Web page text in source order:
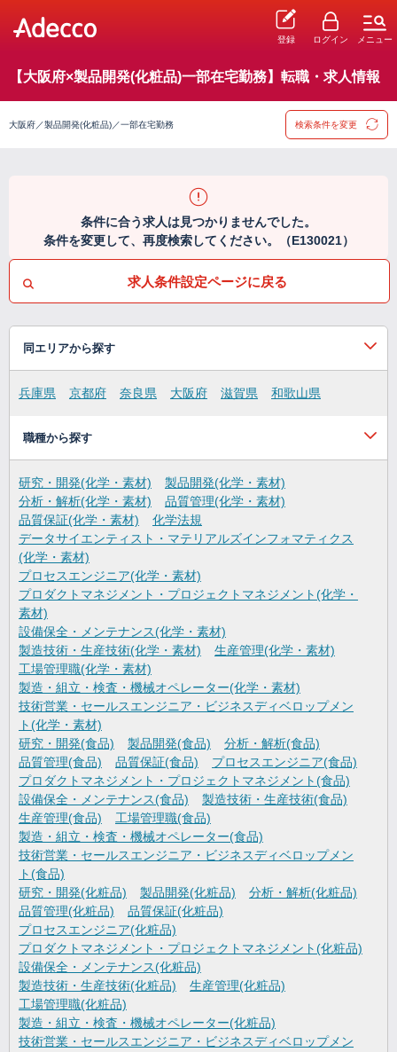
登録 ログイン メニュー
【大阪府×製品開発(化粧品)一部在宅勤務】転職・求人情報
大阪府／製品開発(化粧品)／一部在宅勤務 検索条件を変更
条件に合う求人は見つかりませんでした。
条件を変更して、再度検索してください。（E130021）
求人条件設定ページに戻る
同エリアから探す
兵庫県 京都府 奈良県 大阪府 滋賀県 和歌山県
職種から探す
研究・開発(化学・素材)
製品開発(化学・素材)
分析・解析(化学・素材)
品質管理(化学・素材)
品質保証(化学・素材)
化学法規
データサイエンティスト・マテリアルズインフォマティクス
(化学・素材)
プロセスエンジニア(化学・素材)
プロダクトマネジメント・プロジェクトマネジメント(化学・
素材)
設備保全・メンテナンス(化学・素材)
製造技術・生産技術(化学・素材)
生産管理(化学・素材)
工場管理職(化学・素材)
製造・組立・検査・機械オペレーター(化学・素材)
技術営業・セールスエンジニア・ビジネスディベロップメン
ト(化学・素材)
研究・開発(食品)
製品開発(食品)
分析・解析(食品)
品質管理(食品)
品質保証(食品)
プロセスエンジニア(食品)
プロダクトマネジメント・プロジェクトマネジメント(食品)
設備保全・メンテナンス(食品)
製造技術・生産技術(食品)
生産管理(食品)
工場管理職(食品)
製造・組立・検査・機械オペレーター(食品)
技術営業・セールスエンジニア・ビジネスディベロップメン
ト(食品)
研究・開発(化粧品)
製品開発(化粧品)
分析・解析(化粧品)
品質管理(化粧品)
品質保証(化粧品)
プロセスエンジニア(化粧品)
プロダクトマネジメント・プロジェクトマネジメント(化粧品)
設備保全・メンテナンス(化粧品)
製造技術・生産技術(化粧品)
生産管理(化粧品)
工場管理職(化粧品)
製造・組立・検査・機械オペレーター(化粧品)
技術営業・セールスエンジニア・ビジネスディベロップメン